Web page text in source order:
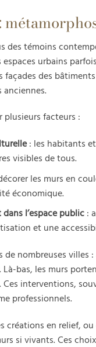
des témoins
urbains
façades des
anciennes.
plusieurs facteurs :
: les habitants
visibles de tous.
les murs en
économique.
l’espace public:
et une
de nombreuses villes
Là-bas, les murs
interventions,
professionnels.
créations en relief,
si vivants. Ces